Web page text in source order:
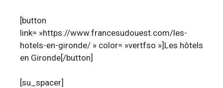
[button
link= »https://www.francesudouest.com/les-
hotels-en-gironde/ » color= »vertfso »]Les hôtels
en Gironde[/button]
[su_spacer]